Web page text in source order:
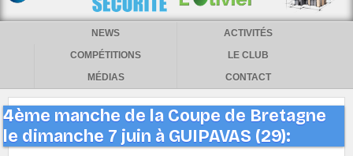
NEWS
ACTIVITÉS
COMPÉTITIONS
LE CLUB
MÉDIAS
CONTACT
4ème manche de la Coupe de Bretagne
le dimanche 7 juin à GUIPAVAS (29):